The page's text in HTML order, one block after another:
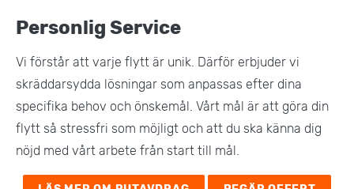
Personlig Service
Vi förstår att varje flytt är unik. Därför erbjuder vi
skräddarsydda lösningar som anpassas efter dina
specifika behov och önskemål. Vårt mål är att göra din
flytt så stressfri som möjligt och att du ska känna dig
nöjd med vårt arbete från start till mål​.